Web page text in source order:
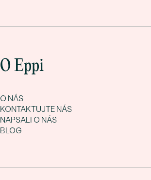
O Eppi
O NÁS
KONTAKTUJTE NÁS
NAPSALI O NÁS
BLOG